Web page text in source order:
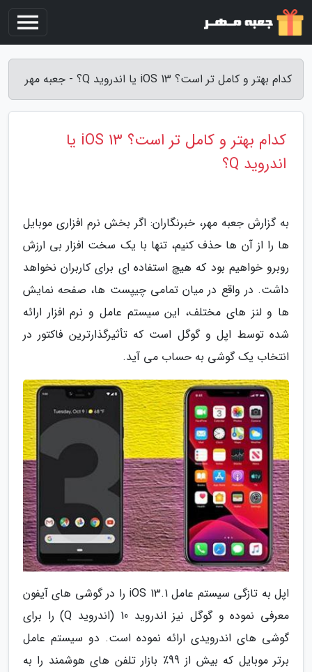
کدام بهتر و کامل تر است؟ iOS 13 یا اندروید Q؟ - جعبه مهر
کدام بهتر و کامل تر است؟ iOS 13 یا
اندروید Q؟
به گزارش جعبه مهر، خبرنگاران: اگر بخش نرم افزاری موبایل
ها را از آن ها حذف کنیم، تنها با یک سخت افزار بی ارزش
روبرو خواهیم بود که هیچ استفاده ای برای کاربران نخواهد
داشت. در واقع در میان تمامی چیپست ها، صفحه نمایش
ها و لنز های مختلف، این سیستم عامل و نرم افزار ارائه
شده توسط اپل و گوگل است که تأثیرگذارترین فاکتور در
انتخاب یک گوشی به حساب می آید.
اپل به تازگی سیستم عامل iOS 13.1 را در گوشی های آیفون
معرفی نموده و گوگل نیز اندروید 10 (اندروید Q) را برای
گوشی های اندرویدی ارائه نموده است. دو سیستم عامل
برتر موبایل که بیش از 99٪ بازار تلفن های هوشمند را به